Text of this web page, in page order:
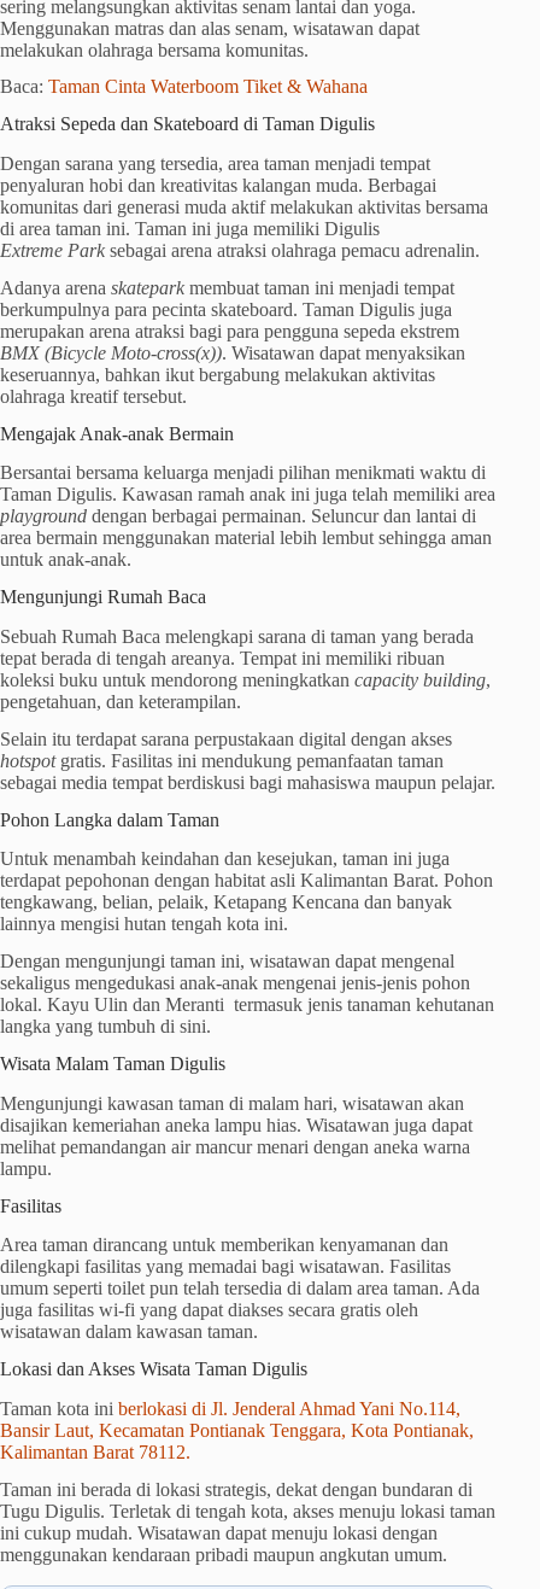
sering melangsungkan aktivitas senam lantai dan yoga.
Menggunakan matras dan alas senam, wisatawan dapat
melakukan olahraga bersama komunitas.
Baca: Taman Cinta Waterboom Tiket & Wahana
Atraksi Sepeda dan Skateboard di Taman Digulis
Dengan sarana yang tersedia, area taman menjadi tempat
penyaluran hobi dan kreativitas kalangan muda. Berbagai
komunitas dari generasi muda aktif melakukan aktivitas bersama
di area taman ini. Taman ini juga memiliki Digulis
Extreme Park sebagai arena atraksi olahraga pemacu adrenalin.
Adanya arena skatepark membuat taman ini menjadi tempat
berkumpulnya para pecinta skateboard. Taman Digulis juga
merupakan arena atraksi bagi para pengguna sepeda ekstrem
BMX (Bicycle Moto-cross(x)). Wisatawan dapat menyaksikan
keseruannya, bahkan ikut bergabung melakukan aktivitas
olahraga kreatif tersebut.
Mengajak Anak-anak Bermain
Bersantai bersama keluarga menjadi pilihan menikmati waktu di
Taman Digulis. Kawasan ramah anak ini juga telah memiliki area
playground dengan berbagai permainan. Seluncur dan lantai di
area bermain menggunakan material lebih lembut sehingga aman
untuk anak-anak.
Mengunjungi Rumah Baca
Sebuah Rumah Baca melengkapi sarana di taman yang berada
tepat berada di tengah areanya. Tempat ini memiliki ribuan
koleksi buku untuk mendorong meningkatkan capacity building,
pengetahuan, dan keterampilan.
Selain itu terdapat sarana perpustakaan digital dengan akses
hotspot gratis. Fasilitas ini mendukung pemanfaatan taman
sebagai media tempat berdiskusi bagi mahasiswa maupun pelajar.
Pohon Langka dalam Taman
Untuk menambah keindahan dan kesejukan, taman ini juga
terdapat pepohonan dengan habitat asli Kalimantan Barat. Pohon
tengkawang, belian, pelaik, Ketapang Kencana dan banyak
lainnya mengisi hutan tengah kota ini.
Dengan mengunjungi taman ini, wisatawan dapat mengenal
sekaligus mengedukasi anak-anak mengenai jenis-jenis pohon
lokal. Kayu Ulin dan Meranti termasuk jenis tanaman kehutanan
langka yang tumbuh di sini.
Wisata Malam Taman Digulis
Mengunjungi kawasan taman di malam hari, wisatawan akan
disajikan kemeriahan aneka lampu hias. Wisatawan juga dapat
melihat pemandangan air mancur menari dengan aneka warna
lampu.
Fasilitas
Area taman dirancang untuk memberikan kenyamanan dan
dilengkapi fasilitas yang memadai bagi wisatawan. Fasilitas
umum seperti toilet pun telah tersedia di dalam area taman. Ada
juga fasilitas wi-fi yang dapat diakses secara gratis oleh
wisatawan dalam kawasan taman.
Lokasi dan Akses Wisata Taman Digulis
Taman kota ini berlokasi di Jl. Jenderal Ahmad Yani No.114,
Bansir Laut, Kecamatan Pontianak Tenggara, Kota Pontianak,
Kalimantan Barat 78112.
Taman ini berada di lokasi strategis, dekat dengan bundaran di
Tugu Digulis. Terletak di tengah kota, akses menuju lokasi taman
ini cukup mudah. Wisatawan dapat menuju lokasi dengan
menggunakan kendaraan pribadi maupun angkutan umum.